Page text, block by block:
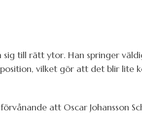
sig till rätt ytor. Han springer
vilket gör att det blir lite
att Oscar Johansson